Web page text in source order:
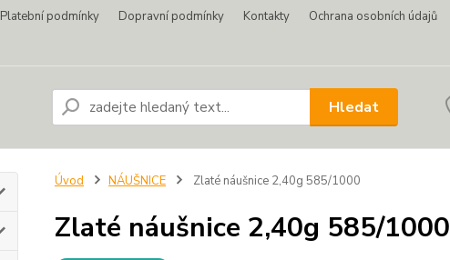
Platební podmínky Dopravní podmínky Kontakty Ochrana osobních údajů
Hledat
Úvod NÁUŠNICE Zlaté náušnice 2,40g 585/1000
Zlaté náušnice 2,40g 585/1000